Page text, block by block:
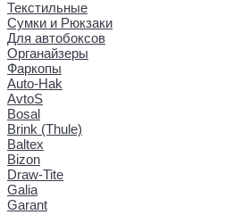
Текстильные
Сумки и Рюкзаки
Для автобоксов
Органайзеры
Фаркопы
Auto-Hak
AvtoS
Bosal
Brink (Thule)
Baltex
Bizon
Draw-Tite
Galia
Garant